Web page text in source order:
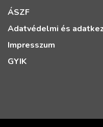
ÁSZF
Adatvédelmi és
Impresszum
GYIK